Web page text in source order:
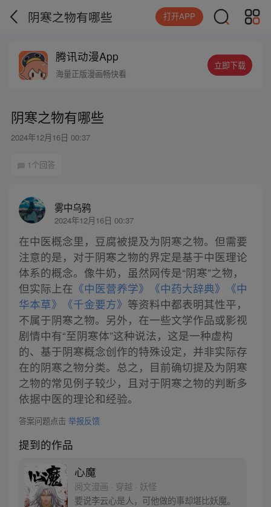
阴寒之物有哪些 打开APP
腾讯动漫App
海量正版漫画畅快看
立即下载
阴寒之物有哪些
2024年12月16日 00:37
1个回答
雾中乌鸦
2024年12月16日 00:37
在中医概念里，豆腐被提及为阴寒之物。但需要
注意的是，对于阴寒之物的界定是基于中医理论
体系的概念。像牛奶，虽然网传是“阴寒”之物，
但实际上在 《中医营养学》 《中药大辞典》
《中
华本草》
《千金要方》 等资料中都表明其性平，
不属于阴寒之物。另外，在一些文学作品或影视
剧情中有“至阴寒体”这种说法，这是一种虚构
的、基于阴寒概念创作的特殊设定，并非实际存
在的阴寒之物分类。总之，目前确切提及为阴寒
之物的常见例子较少，且对于阴寒之物的判断多
依据中医的理论和经验。
答案问题点击 举报反馈
提到的作品
心魔
阅文漫画 · 穿越 · 妖怪
要说李云心是人，可他做的事却堪比妖魔。